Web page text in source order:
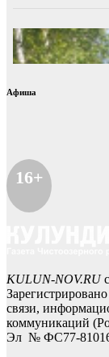
Афиша
16+
KULUN-NOV.RU
связи,
коммуникаций
Эл № ФС77-81016